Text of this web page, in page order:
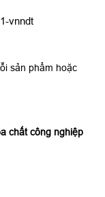
sản phẩm hoặc
chất công nghiệp